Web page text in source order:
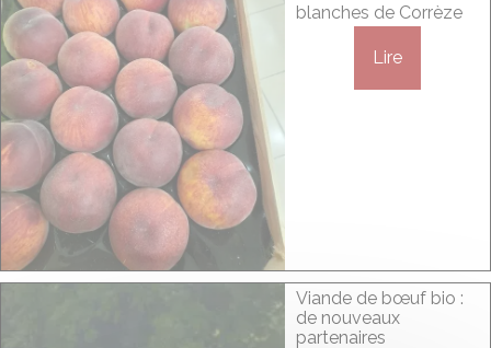
blanches de Corrèze
Lire
Viande de bœuf bio :
de nouveaux
partenaires